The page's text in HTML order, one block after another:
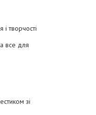
творчості
все для
зі